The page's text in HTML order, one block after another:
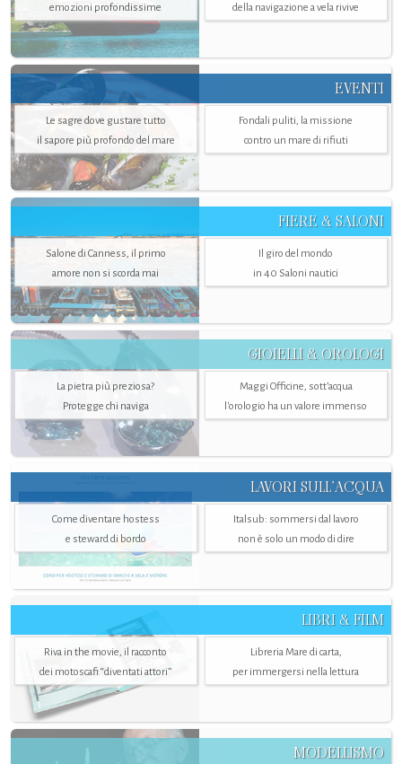
emozioni profondissime
della navigazione a vela rivive
EVENTI
Le sagre dove gustare tutto
il sapore più profondo del mare
Fondali puliti, la missione
contro un mare di rifiuti
FIERE & SALONI
Salone di Canness, il primo
amore non si scorda mai
Il giro del mondo
in 40 Saloni nautici
GIOIELLI & OROLOGI
La pietra più preziosa?
Protegge chi naviga
Maggi Officine, sott’acqua
l'orologio ha un valore immenso
LAVORI SULL’ACQUA
Come diventare hostess
e steward di bordo
Italsub: sommersi dal lavoro
non è solo un modo di dire
LIBRI & FILM
Riva in the movie, il racconto
dei motoscafi “diventati attori”
Libreria Mare di carta,
per immergersi nella lettura
MODELLISMO